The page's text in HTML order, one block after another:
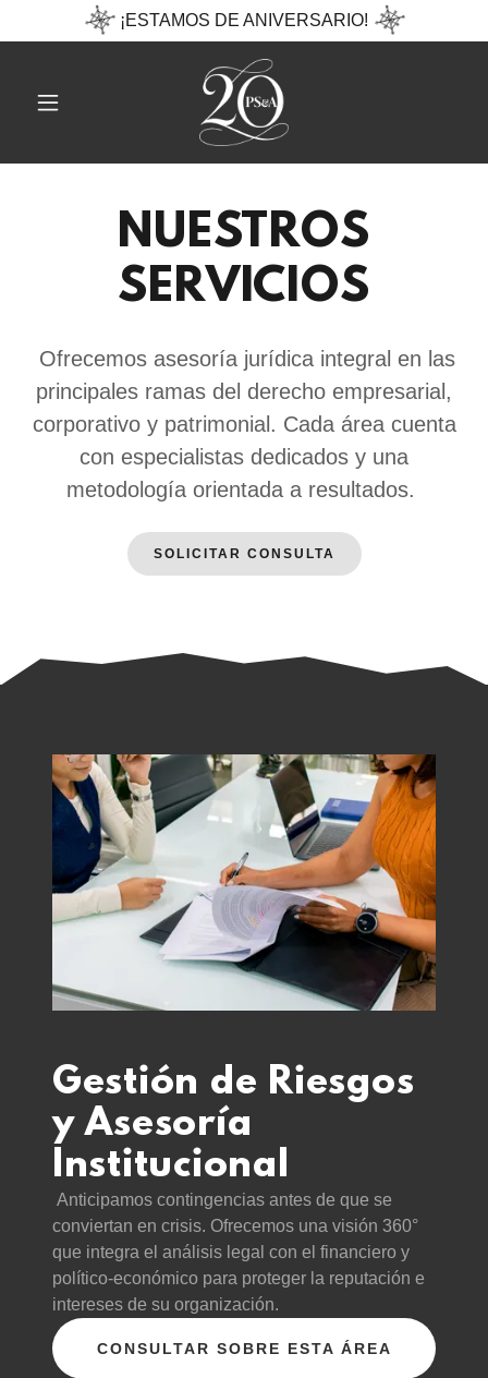
¡ESTAMOS DE ANIVERSARIO!
NUESTROS
SERVICIOS
Ofrecemos asesoría jurídica integral en las
principales ramas del derecho empresarial,
corporativo y patrimonial. Cada área cuenta
con especialistas dedicados y una
metodología orientada a resultados.
SOLICITAR CONSULTA
Gestión de Riesgos
y Asesoría
Institucional
Anticipamos contingencias antes de que se
conviertan en crisis. Ofrecemos una visión 360°
que integra el análisis legal con el financiero y
político-económico para proteger la reputación e
intereses de su organización.
CONSULTAR SOBRE ESTA ÁREA